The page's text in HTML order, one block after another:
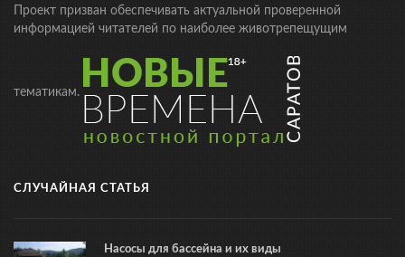
Проект призван обеспечивать актуальной проверенной
информацией читателей по наиболее животрепещущим
тематикам.
СЛУЧАЙНАЯ СТАТЬЯ
Насосы для бассейна и их виды